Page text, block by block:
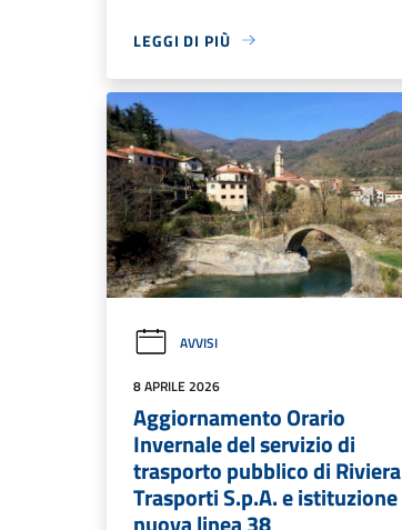
LEGGI DI PIÙ
AVVISI
8 APRILE 2026
Aggiornamento Orario
Invernale del servizio di
trasporto pubblico di Riviera
Trasporti S.p.A. e istituzione